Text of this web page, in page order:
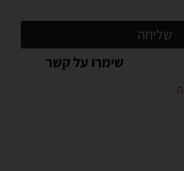
שליחה
שימרו על קשר